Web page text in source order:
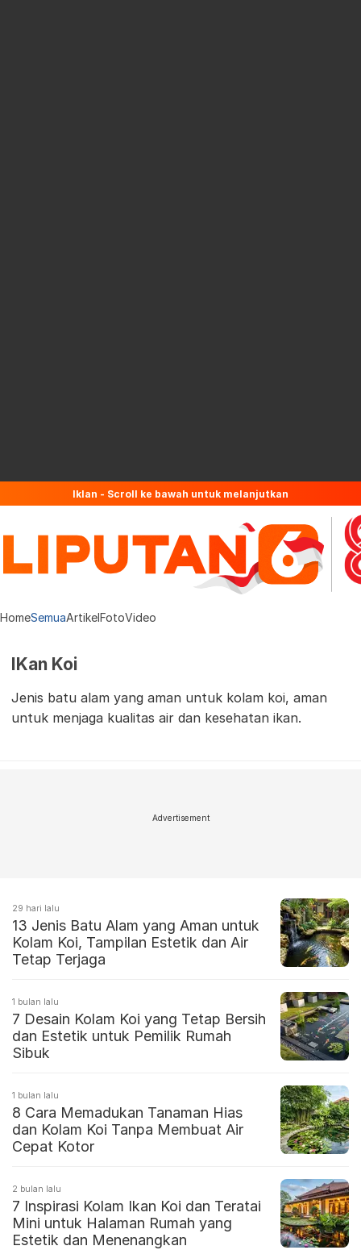
Iklan - Scroll ke bawah untuk melanjutkan
HomeSemuaArtikelFotoVideo
IKan Koi
Jenis batu alam yang aman untuk kolam koi, aman
untuk menjaga kualitas air dan kesehatan ikan.
Advertisement
29 hari lalu
13 Jenis Batu Alam yang Aman untuk
Kolam Koi, Tampilan Estetik dan Air
Tetap Terjaga
1 bulan lalu
7 Desain Kolam Koi yang Tetap Bersih
dan Estetik untuk Pemilik Rumah
Sibuk
1 bulan lalu
8 Cara Memadukan Tanaman Hias
dan Kolam Koi Tanpa Membuat Air
Cepat Kotor
2 bulan lalu
7 Inspirasi Kolam Ikan Koi dan Teratai
Mini untuk Halaman Rumah yang
Estetik dan Menenangkan